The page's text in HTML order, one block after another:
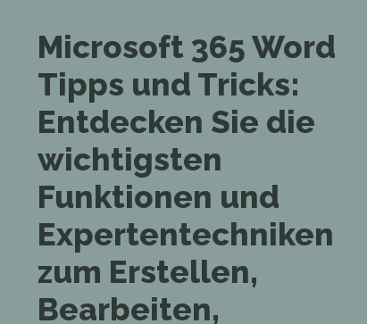
Microsoft 365 Word
Tipps und Tricks:
Entdecken Sie die
wichtigsten
Funktionen und
Expertentechniken
zum Erstellen,
Bearbeiten,